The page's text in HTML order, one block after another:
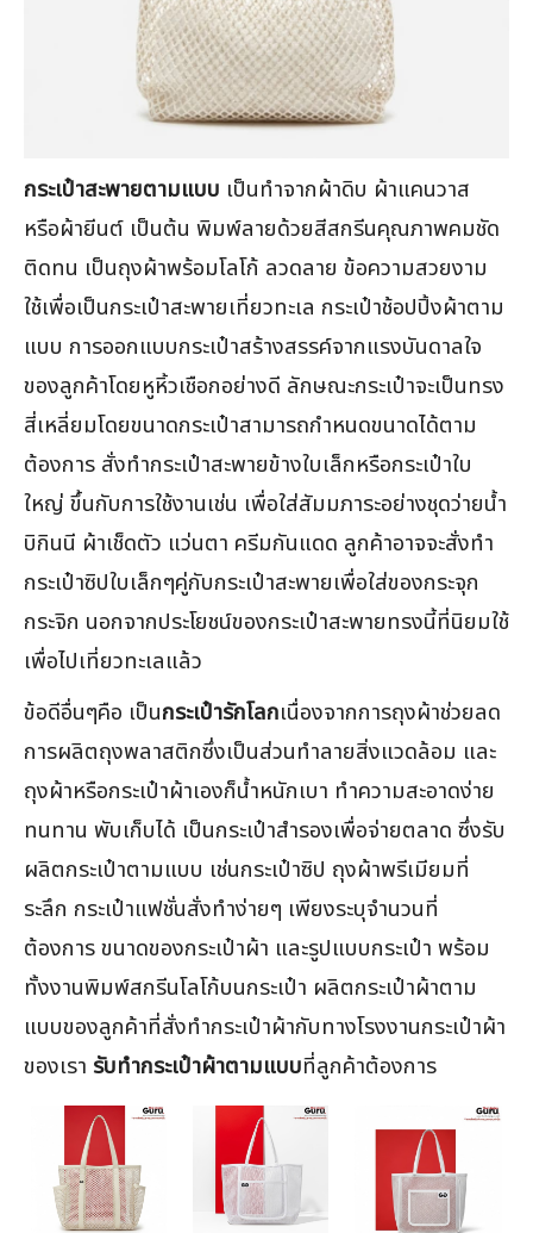
กระเป๋าสะพายตามแบบ เป็นทำจากผ้าดิบ ผ้าแคนวาส
หรือผ้ายีนต์ เป็นต้น พิมพ์ลายด้วยสีสกรีนคุณภาพคมชัด
ติดทน เป็นถุงผ้าพร้อมโลโก้ ลวดลาย ข้อความสวยงาม
ใช้เพื่อเป็นกระเป๋าสะพายเที่ยวทะเล กระเป๋าช้อปปิ้งผ้าตาม
แบบ การออกแบบกระเป๋าสร้างสรรค์จากแรงบันดาลใจ
ของลูกค้าโดยหูหิ้วเชือกอย่างดี ลักษณะกระเป๋าจะเป็นทรง
สี่เหลี่ยมโดยขนาดกระเป๋าสามารถกำหนดขนาดได้ตาม
ต้องการ สั่งทำกระเป๋าสะพายข้างใบเล็กหรือกระเป๋าใบ
ใหญ่ ขึ้นกับการใช้งานเช่น เพื่อใส่สัมมภาระอย่างชุดว่ายน้ำ
บิกินนี ผ้าเช็ดตัว แว่นตา ครีมกันแดด ลูกค้าอาจจะสั่งทำ
กระเป๋าซิปใบเล็กๆคู่กับกระเป๋าสะพายเพื่อใส่ของกระจุก
กระจิก นอกจากประโยชน์ของกระเป๋าสะพายทรงนี้ที่นิยมใช้
เพื่อไปเที่ยวทะเลแล้ว
ข้อดีอื่นๆคือ เป็นกระเป๋ารักโลกเนื่องจากการถุงผ้าช่วยลด
การผลิตถุงพลาสติกซึ่งเป็นส่วนทำลายสิ่งแวดล้อม และ
ถุงผ้าหรือกระเป๋าผ้าเองก็น้ำหนักเบา ทำความสะอาดง่าย
ทนทาน พับเก็บได้ เป็นกระเป๋าสำรองเพื่อจ่ายตลาด ซึ่งรับ
ผลิตกระเป๋าตามแบบ เช่นกระเป๋าซิป ถุงผ้าพรีเมียมที่
ระลึก กระเป๋าแฟชั่นสั่งทำง่ายๆ เพียงระบุจำนวนที่
ต้องการ ขนาดของกระเป๋าผ้า และรูปแบบกระเป๋า พร้อม
ทั้งงานพิมพ์สกรีนโลโก้บนกระเป๋า ผลิตกระเป๋าผ้าตาม
แบบของลูกค้าที่สั่งทำกระเป๋าผ้ากับทางโรงงานกระเป๋าผ้า
ของเรา รับทำกระเป๋าผ้าตามแบบที่ลูกค้าต้องการ